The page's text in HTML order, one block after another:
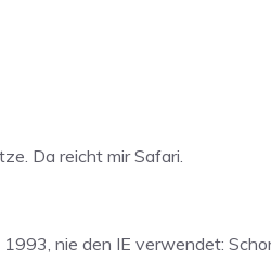
Da reicht mir Safari.
nie den IE verwendet: